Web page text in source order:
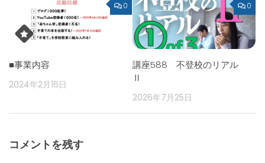
0
■事業内容
2024年2月16日
0
講座588 不登校のリアル
Ⅱ
2026年7月25日
コメントを残す